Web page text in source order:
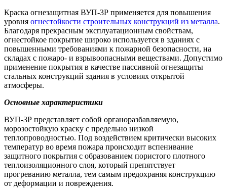
Краска огнезащитная ВУП-3Р применяется для повышения
уровня огнестойкости строительных конструкций из металла.
Благодаря прекрасным эксплуатационным свойствам,
огнестойкое покрытие широко используется в зданиях с
повышенными требованиями к пожарной безопасности, на
складах с пожаро- и взрывоопасными веществами. Допустимо
применение покрытия в качестве пассивной огнезащиты
стальных конструкций здания в условиях открытой
атмосферы.
Основные характеристики
ВУП-3Р представляет собой органоразбавляемую,
морозостойкую краску с предельно низкой
теплопроводностью. Под воздействием критически высоких
температур во время пожара происходит вспенивание
защитного покрытия с образованием пористого плотного
теплоизоляционного слоя, который препятствует
прогреванию металла, тем самым предохраняя конструкцию
от деформации и повреждения.